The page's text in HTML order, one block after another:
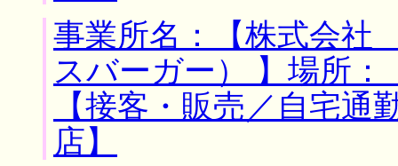
事業所名：【株式会
スバーガー） 】場所
【接客・販売／自宅
店】